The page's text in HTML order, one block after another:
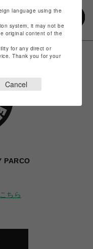
PARCO
こちら
language using the
system, it may not be
original content of the
for any direct or
Thank you for your
Cancel